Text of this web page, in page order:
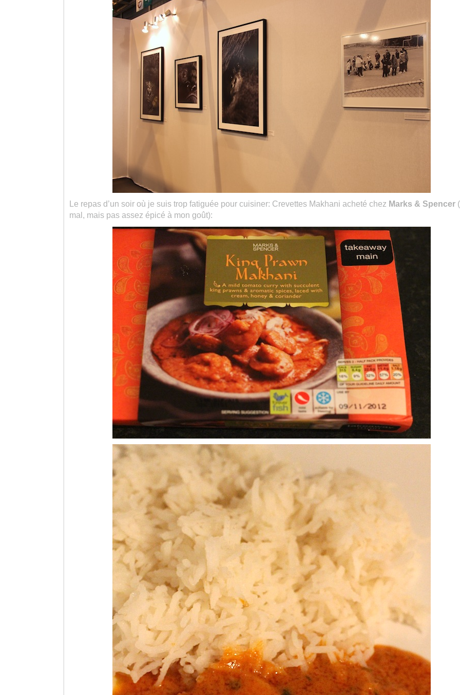
Le repas d’un soir où je suis trop fatiguée pour cuisiner: Crevettes Makhani acheté chez Marks & Spencer
mal, mais pas assez épicé à mon goût):